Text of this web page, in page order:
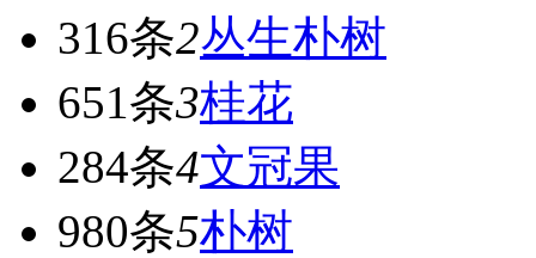
316条2丛生朴树
651条3桂花
284条4文冠果
980条5朴树